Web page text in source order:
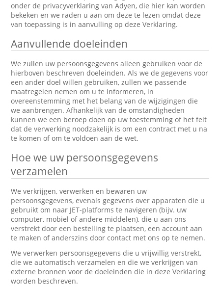
onder de privacyverklaring van Adyen, die hier kan worden
bekeken en we raden u aan om deze te lezen omdat deze
van toepassing is in aanvulling op deze Verklaring.
Aanvullende doeleinden
We zullen uw persoonsgegevens alleen gebruiken voor de
hierboven beschreven doeleinden. Als we de gegevens voor
een ander doel willen gebruiken, zullen we passende
maatregelen nemen om u te informeren, in
overeenstemming met het belang van de wijzigingen die
we aanbrengen. Afhankelijk van de omstandigheden
kunnen we een beroep doen op uw toestemming of het feit
dat de verwerking noodzakelijk is om een contract met u na
te komen of om te voldoen aan de wet.
Hoe we uw persoonsgegevens
verzamelen
We verkrijgen, verwerken en bewaren uw
persoonsgegevens, evenals gegevens over apparaten die u
gebruikt om naar JET-platforms te navigeren (bijv. uw
computer, mobiel of andere middelen), die u aan ons
verstrekt door een bestelling te plaatsen, een account aan
te maken of anderszins door contact met ons op te nemen.
We verwerken persoonsgegevens die u vrijwillig verstrekt,
die we automatisch verzamelen en die we verkrijgen van
externe bronnen voor de doeleinden die in deze Verklaring
worden beschreven.